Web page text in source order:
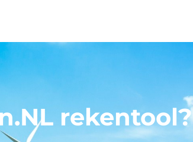
rekentool?